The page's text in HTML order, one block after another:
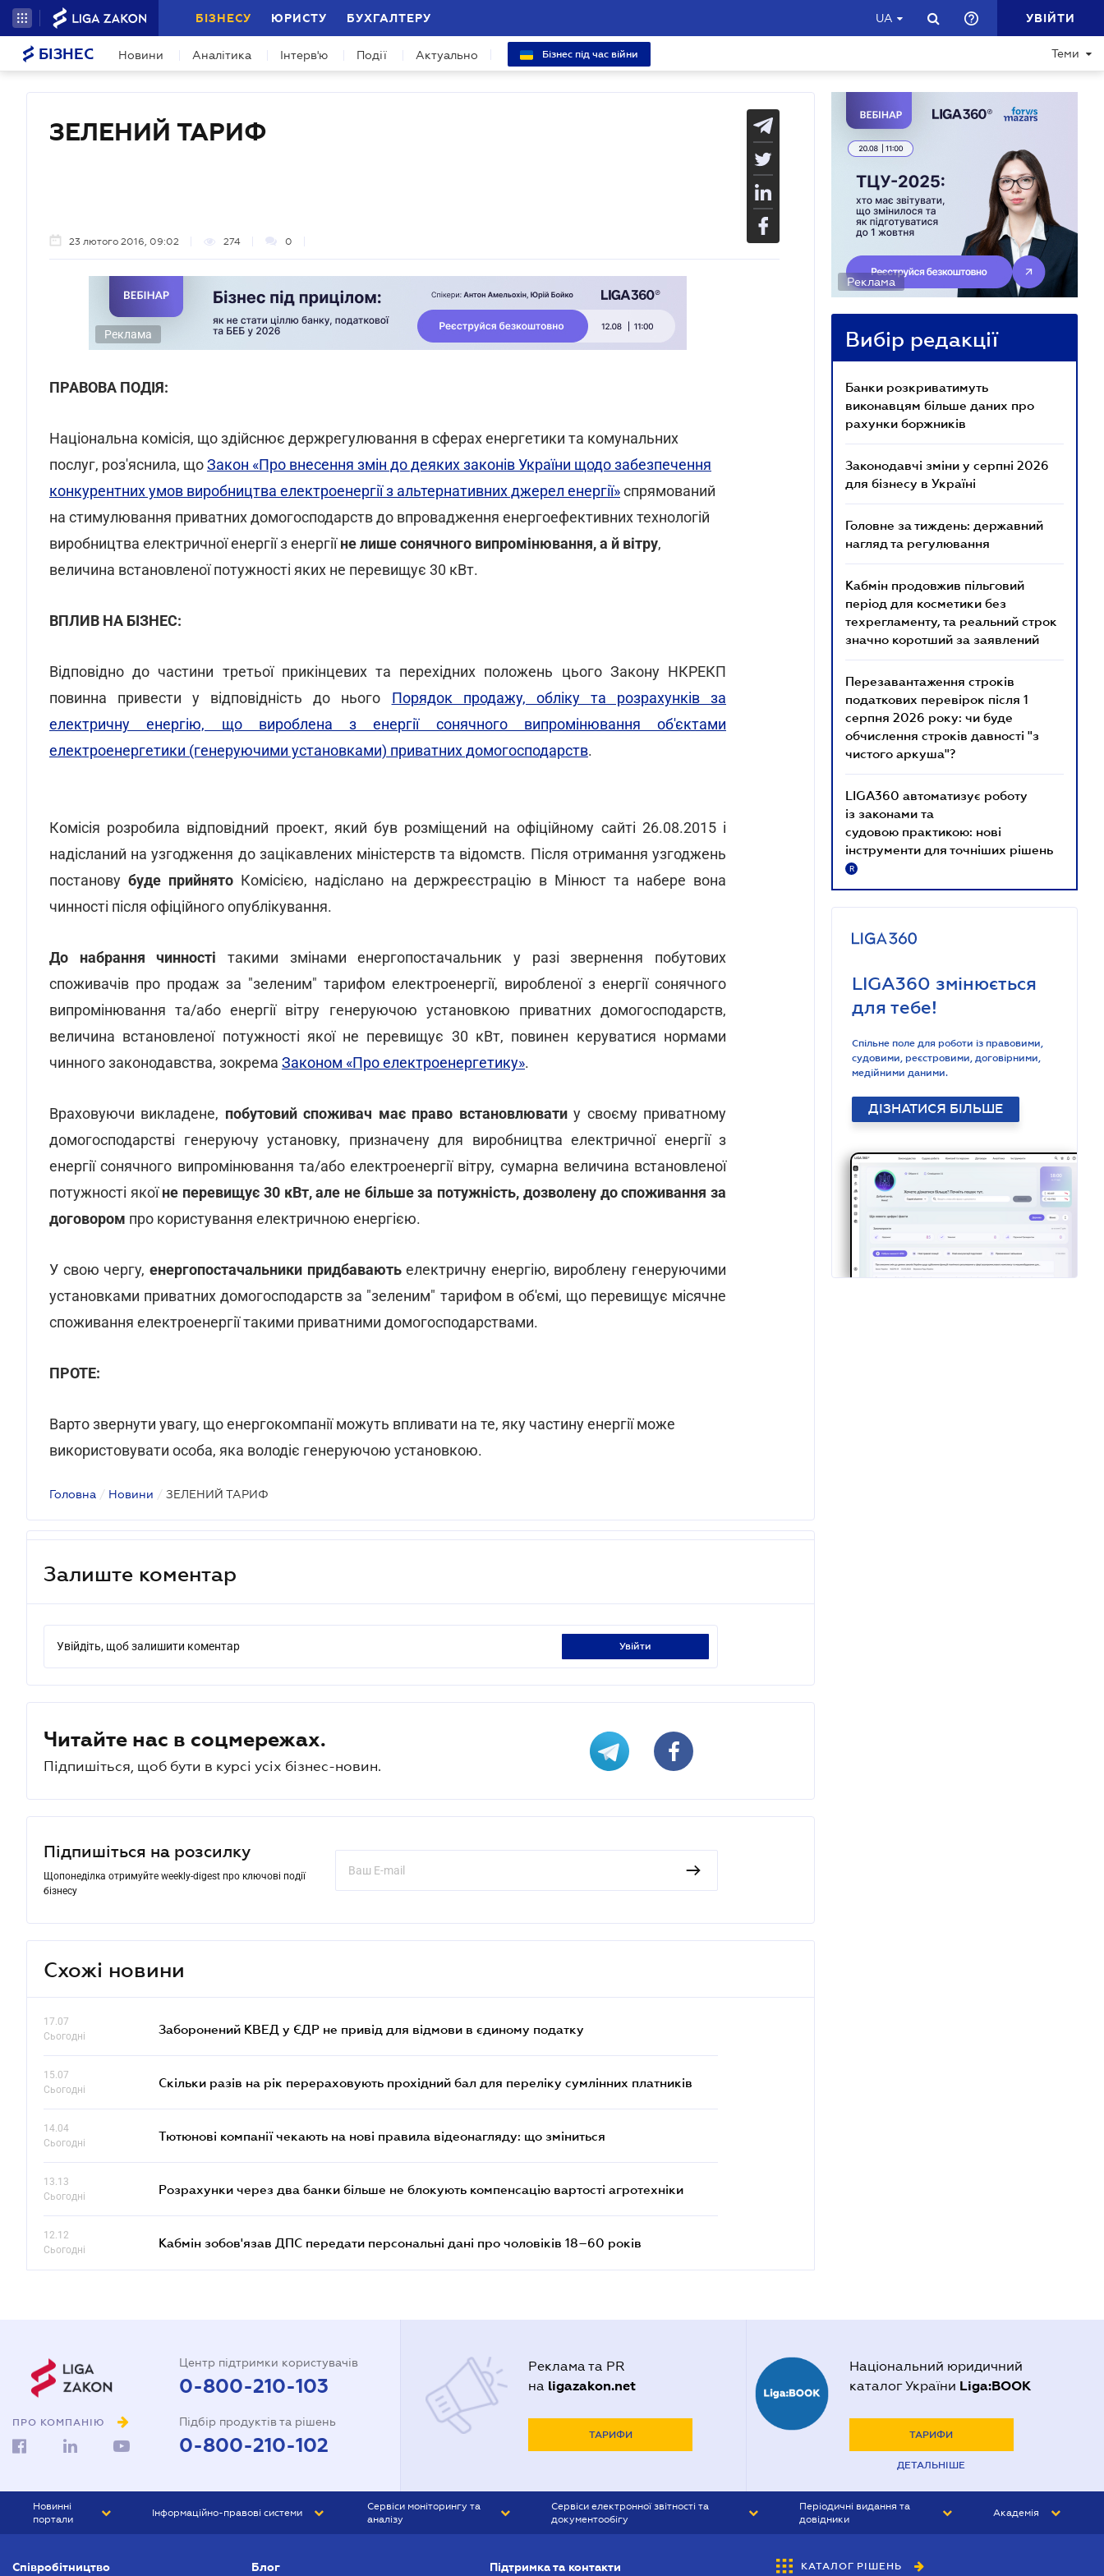
БІЗНЕСУ ЮРИСТУ БУХГАЛТЕРУ UA УВІЙТИ
БІЗНЕС Новини Аналітика Інтерв'ю Події Актуально Бізнес під час війни Теми
ЗЕЛЕНИЙ ТАРИФ
23 лютого 2016, 09:02 274 0
Реклама
ПРАВОВА ПОДІЯ:
Національна комісія, що здійснює держрегулювання в сферах енергетики та комунальних
послуг, роз'яснила, щоЗакон «Про внесення змін до деяких законів України щодо забезпечення
конкурентних умов виробництва електроенергії з альтернативних джерел енергії»спрямований
на стимулювання приватних домогосподарств до впровадження енергоефективних технологій
виробництва електричної енергії з енергіїне лише сонячного випромінювання, а й вітру,
величина встановленої потужності яких не перевищує 30 кВт.
ВПЛИВ НА БІЗНЕС:
Відповідно до частини третьої прикінцевих та перехідних положень цього Закону НКРЕКП
повинна привести у відповідність до нього Порядок продажу, обліку та розрахунків за
електричну енергію, що вироблена з енергії сонячного випромінювання об'єктами
електроенергетики (генеруючими установками) приватних домогосподарств.
Комісія розробила відповідний проект, який був розміщений на офіційному сайті 26.08.2015 і
надісланий на узгодження до зацікавлених міністерств та відомств. Після отримання узгоджень
постанову буде прийнятоКомісією, надіслано на держреєстрацію в Мінюст та набере вона
чинності після офіційного опублікування.
До набрання чинності такими змінами енергопостачальник у разі звернення побутових
споживачів про продаж за "зеленим" тарифом електроенергії, виробленої з енергії сонячного
випромінювання та/або енергії вітру генеруючою установкою приватних домогосподарств,
величина встановленої потужності якої не перевищує 30 кВт, повинен керуватися нормами
чинного законодавства, зокрема Законом «Про електроенергетику».
Враховуючи викладене, побутовий споживач має право встановлюватиу своєму приватному
домогосподарстві генеруючу установку, призначену для виробництва електричної енергії з
енергії сонячного випромінювання та/або електроенергії вітру, сумарна величина встановленої
потужності якоїне перевищує 30 кВт, але не більше за потужність, дозволену до споживання за
договором про користування електричною енергією.
У свою чергу, енергопостачальники придбаваютьелектричну енергію, вироблену генеруючими
установками приватних домогосподарств за "зеленим" тарифом в об'ємі, що перевищує місячне
споживання електроенергії такими приватними домогосподарствами.
ПРОТЕ:
Варто звернути увагу, що енергокомпанії можуть впливати на те, яку частину енергії може
використовувати особа, яка володіє генеруючою установкою.
Головна / Новини / ЗЕЛЕНИЙ ТАРИФ
Залиште коментар
Увійдіть, щоб залишити коментар увійти
Читайте нас в соцмережах.
Підпишіться, щоб бути в курсі усіх бізнес-новин.
Підпишіться на розсилку
Щопонеділка отримуйте weekly-digest про ключові події
бізнесу
Схожі новини
17.07
Сьогодні
Заборонений КВЕД у ЄДР не привід для відмови в єдиному податку
15.07
Сьогодні
Скільки разів на рік перераховують прохідний бал для переліку сумлінних платників
14.04
Сьогодні
Тютюнові компанії чекають на нові правила відеонагляду: що зміниться
13.13
Сьогодні
Розрахунки через два банки більше не блокують компенсацію вартості агротехніки
12.12
Сьогодні
Кабмін зобов'язав ДПС передати персональні дані про чоловіків 18–60 років
Реклама
Вибір редакції
Банки розкриватимуть
виконавцям більше даних про
рахунки боржників
Законодавчі зміни у серпні 2026
для бізнесу в Україні
Головне за тиждень: державний
нагляд та регулювання
Кабмін продовжив пільговий
період для косметики без
техрегламенту, та реальний строк
значно коротший за заявлений
Перезавантаження строків
податкових перевірок після 1
серпня 2026 року: чи буде
обчислення строків давності "з
чистого аркуша"?
LIGA360 автоматизує роботу
із законами та
судовою практикою: нові
інструменти для точніших рішень
R
LIGA360 змінюється
для тебе!
Спільне поле для роботи із правовими,
судовими, реєстровими, договірними,
медійними даними.
ДІЗНАТИСЯ БІЛЬШЕ
ПРО КОМПАНІЮ
Центр підтримки користувачів
0-800-210-103
Підбір продуктів та рішень
0-800-210-102
Реклама та PR
на ligazakon.net
ТАРИФИ
Національний юридичний
каталог України Liga:BOOK
ТАРИФИ
ДЕТАЛЬНІШЕ
Новинні
портали
БІЗНЕС
Інформаційно-правові системи
Сервіси моніторингу та
аналізу
Сервіси електронної звітності та
документообігу
Періодичні видання та
довідники
БУХГАЛТЕР&ЗАКОН
Академія
Співробітництво Блог Підтримка та контакти КАТАЛОГ РІШЕНЬ